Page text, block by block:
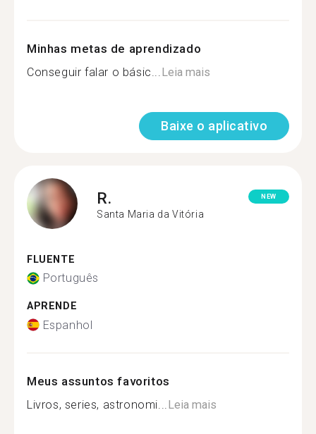
Minhas metas de aprendizado
Conseguir falar o básic... Leia mais
Baixe o aplicativo
R.
Santa Maria da Vitória
NEW
FLUENTE
Português
APRENDE
Espanhol
Meus assuntos favoritos
Livros, series, astronomi... Leia mais